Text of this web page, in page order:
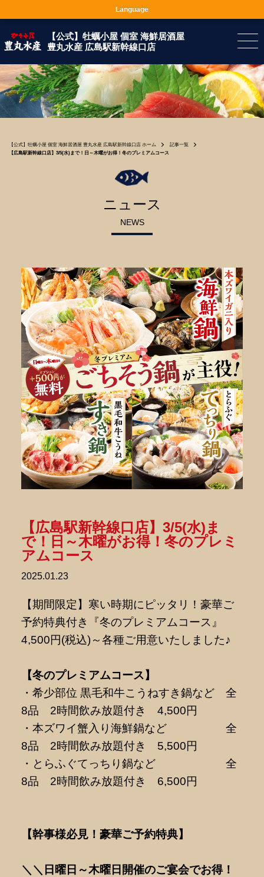
【公式】牡蠣小屋 個室 海鮮居酒屋
豊丸水産 広島駅新幹線口店
【公式】牡蠣小屋 個室 海鮮居酒屋 豊丸水産 広島駅新幹線口店 ホーム
記事一覧
【広島駅新幹線口店】3/5(水)まで！日～木曜がお得！冬のプレミアムコース
ニュース
NEWS
2025.01.23
【広島駅新幹線口店】3/5(水)ま
で！日～木曜がお得！冬のプレミ
アムコース
【期間限定】寒い時期にピッタリ！豪華ご
予約特典付き『冬のプレミアムコース』
4,500円(税込)～各種ご用意いたしました♪
【冬のプレミアムコース】
・希少部位 黒毛和牛こうねすき鍋など 全
8品 2時間飲み放題付き 4,500円
・本ズワイ蟹入り海鮮鍋など 全
8品 2時間飲み放題付き 5,500円
・とらふぐてっちり鍋など 全
8品 2時間飲み放題付き 6,500円
【幹事様必見！豪華ご予約特典】
＼＼日曜日～木曜日開催のご宴会でお得！
Language